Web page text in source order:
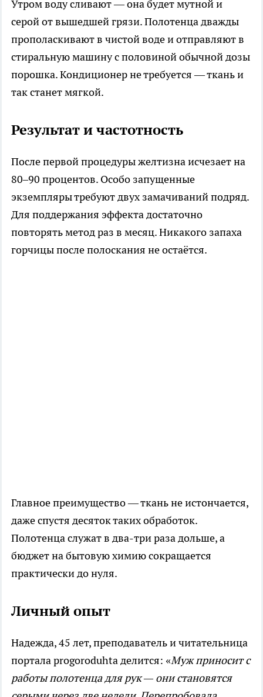
Утром воду сливают — она будет мутной и
серой от вышедшей грязи. Полотенца дважды
прополаскивают в чистой воде и отправляют в
стиральную машину с половиной обычной дозы
порошка. Кондиционер не требуется — ткань и
так станет мягкой.
Результат и частотность
После первой процедуры желтизна исчезает на
80–90 процентов. Особо запущенные
экземпляры требуют двух замачиваний подряд.
Для поддержания эффекта достаточно
повторять метод раз в месяц. Никакого запаха
горчицы после полоскания не остаётся.
Главное преимущество — ткань не истончается,
даже спустя десяток таких обработок.
Полотенца служат в два-три раза дольше, а
бюджет на бытовую химию сокращается
практически до нуля.
Личный опыт
Надежда, 45 лет, преподаватель и читательница
порталаprogoroduhtaделится: «Муж приносит с
работы полотенца для рук — они становятся